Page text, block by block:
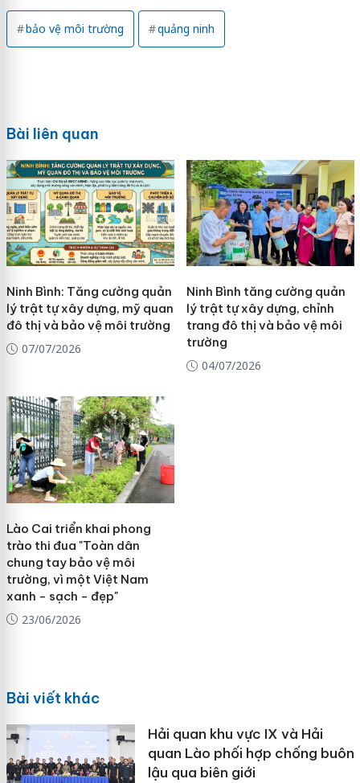
bảo vệ môi trường quảng ninh
Bài liên quan
Ninh Bình: Tăng cường quản
lý trật tự xây dựng, mỹ quan
đô thị và bảo vệ môi trường
07/07/2026
Ninh Bình tăng cường quản
lý trật tự xây dựng, chỉnh
trang đô thị và bảo vệ môi
trường
04/07/2026
Lào Cai triển khai phong
trào thi đua "Toàn dân
chung tay bảo vệ môi
trường, vì một Việt Nam
xanh - sạch - đẹp"
23/06/2026
Bài viết khác
Hải quan khu vực IX và Hải
quan Lào phối hợp chống buôn
lậu qua biên giới